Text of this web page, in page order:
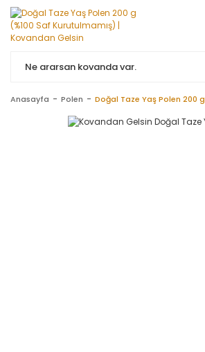
Anasayfa Polen Doğal Taze Yaş Polen 200 g